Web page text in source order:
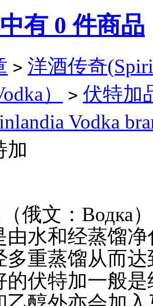
有 0 件商品
> 洋酒传奇
）
> 伏特加
Vodka
加
俄文：Водка
由水和经蒸馏
多重蒸馏从而
的伏特加一般